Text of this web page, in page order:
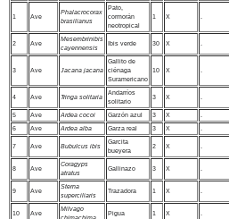
1 Ave
Phalacrocorax
brasilianus
Pato,
cormorán
neotropical
1 X
2 Ave
Mesembrinibis
cayennensis
Ibis verde 30 X
3 Ave Jacana jacana
Gallito de
ciénaga
Suramericano
10 X
4 Ave Tringa solitaria
Andarríos
solitario
3 X
5 Ave Ardea cocoi Garzón azul 3 X
6 Ave Ardea alba Garza real 3 X
7 Ave Bubulcus ibis
Garcita
bueyera
2 X
8 Ave
Coragyps
atratus
Gallinazo 3 X
9 Ave
Sterna
superciliaris
Trazadora 1 X
10 Ave
Milvago
chimachima
Pigua 1 X